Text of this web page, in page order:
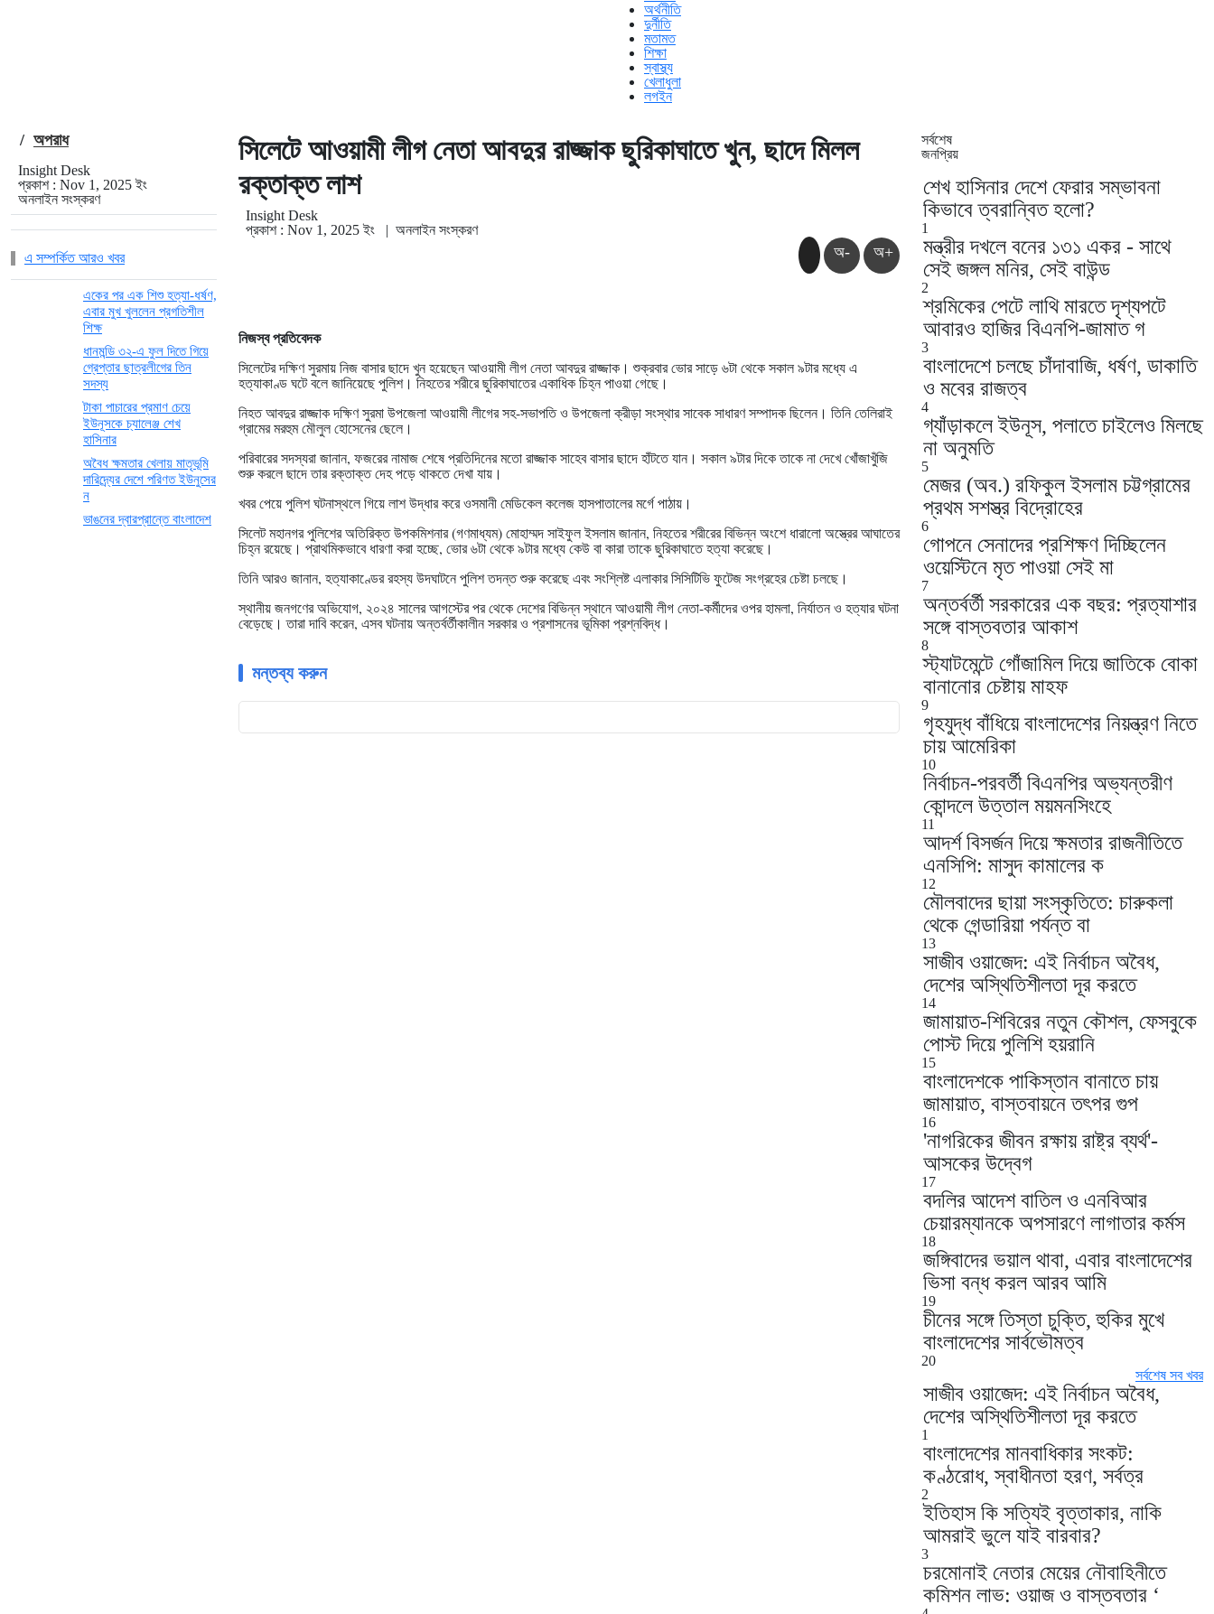
অর্থনীতি
দুর্নীতি
মতামত
শিক্ষা
স্বাস্থ্য
খেলাধুলা
লগইন
/ অপরাধ
Insight Desk
প্রকাশ : Nov 1, 2025 ইং
অনলাইন সংস্করণ
এ সম্পর্কিত আরও খবর
একের পর এক শিশু হত্যা-ধর্ষণ,
এবার মুখ খুললেন প্রগতিশীল
শিক্ষ
ধানমন্ডি ৩২-এ ফুল দিতে গিয়ে
গ্রেপ্তার ছাত্রলীগের তিন
সদস্য
টাকা পাচারের প্রমাণ চেয়ে
ইউনূসকে চ্যালেঞ্জ শেখ
হাসিনার
অবৈধ ক্ষমতার খেলায় মাতৃভূমি
দারিদ্র্যের দেশে পরিণত ইউনুসের
ন
ভাঙনের দ্বারপ্রান্তে বাংলাদেশ
সিলেটে আওয়ামী লীগ নেতা আবদুর রাজ্জাক ছুরিকাঘাতে খুন, ছাদে মিলল
রক্তাক্ত লাশ
Insight Desk
প্রকাশ : Nov 1, 2025 ইং
| অনলাইন সংস্করণ
অ- অ+
নিজস্ব প্রতিবেদক
সিলেটের দক্ষিণ সুরমায় নিজ বাসার ছাদে খুন হয়েছেন আওয়ামী লীগ নেতা আবদুর রাজ্জাক। শুক্রবার ভোর সাড়ে ৬টা থেকে সকাল ৯টার মধ্যে এ
হত্যাকাণ্ড ঘটে বলে জানিয়েছে পুলিশ। নিহতের শরীরে ছুরিকাঘাতের একাধিক চিহ্ন পাওয়া গেছে।
নিহত আবদুর রাজ্জাক দক্ষিণ সুরমা উপজেলা আওয়ামী লীগের সহ-সভাপতি ও উপজেলা ক্রীড়া সংস্থার সাবেক সাধারণ সম্পাদক ছিলেন। তিনি তেলিরাই
গ্রামের মরহুম মৌলুল হোসেনের ছেলে।
পরিবারের সদস্যরা জানান, ফজরের নামাজ শেষে প্রতিদিনের মতো রাজ্জাক সাহেব বাসার ছাদে হাঁটতে যান। সকাল ৯টার দিকে তাকে না দেখে খোঁজাখুঁজি
শুরু করলে ছাদে তার রক্তাক্ত দেহ পড়ে থাকতে দেখা যায়।
খবর পেয়ে পুলিশ ঘটনাস্থলে গিয়ে লাশ উদ্ধার করে ওসমানী মেডিকেল কলেজ হাসপাতালের মর্গে পাঠায়।
সিলেট মহানগর পুলিশের অতিরিক্ত উপকমিশনার (গণমাধ্যম) মোহাম্মদ সাইফুল ইসলাম জানান, নিহতের শরীরের বিভিন্ন অংশে ধারালো অস্ত্রের আঘাতের
চিহ্ন রয়েছে। প্রাথমিকভাবে ধারণা করা হচ্ছে, ভোর ৬টা থেকে ৯টার মধ্যে কেউ বা কারা তাকে ছুরিকাঘাতে হত্যা করেছে।
তিনি আরও জানান, হত্যাকাণ্ডের রহস্য উদঘাটনে পুলিশ তদন্ত শুরু করেছে এবং সংশ্লিষ্ট এলাকার সিসিটিভি ফুটেজ সংগ্রহের চেষ্টা চলছে।
স্থানীয় জনগণের অভিযোগ, ২০২৪ সালের আগস্টের পর থেকে দেশের বিভিন্ন স্থানে আওয়ামী লীগ নেতা-কর্মীদের ওপর হামলা, নির্যাতন ও হত্যার ঘটনা
বেড়েছে। তারা দাবি করেন, এসব ঘটনায় অন্তর্বর্তীকালীন সরকার ও প্রশাসনের ভূমিকা প্রশ্নবিদ্ধ।
মন্তব্য করুন
সর্বশেষ
জনপ্রিয়
শেখ হাসিনার দেশে ফেরার সম্ভাবনা
কিভাবে ত্বরান্বিত হলো?
1
মন্ত্রীর দখলে বনের ১৩১ একর - সাথে
সেই জঙ্গল মনির, সেই বাউন্ড
2
শ্রমিকের পেটে লাথি মারতে দৃশ্যপটে
আবারও হাজির বিএনপি-জামাত গ
3
বাংলাদেশে চলছে চাঁদাবাজি, ধর্ষণ, ডাকাতি
ও মবের রাজত্ব
4
গ্যাঁড়াকলে ইউনূস, পলাতে চাইলেও মিলছে
না অনুমতি
5
মেজর (অব.) রফিকুল ইসলাম চট্টগ্রামের
প্রথম সশস্ত্র বিদ্রোহের
6
গোপনে সেনাদের প্রশিক্ষণ দিচ্ছিলেন
ওয়েস্টিনে মৃত পাওয়া সেই মা
7
অন্তর্বর্তী সরকারের এক বছর: প্রত্যাশার
সঙ্গে বাস্তবতার আকাশ
8
স্ট্যাটমেন্টে গোঁজামিল দিয়ে জাতিকে বোকা
বানানোর চেষ্টায় মাহফ
9
গৃহযুদ্ধ বাঁধিয়ে বাংলাদেশের নিয়ন্ত্রণ নিতে
চায় আমেরিকা
10
নির্বাচন-পরবর্তী বিএনপির অভ্যন্তরীণ
কোন্দলে উত্তাল ময়মনসিংহে
11
আদর্শ বিসর্জন দিয়ে ক্ষমতার রাজনীতিতে
এনসিপি: মাসুদ কামালের ক
12
মৌলবাদের ছায়া সংস্কৃতিতে: চারুকলা
থেকে গেন্ডারিয়া পর্যন্ত বা
13
সাজীব ওয়াজেদ: এই নির্বাচন অবৈধ,
দেশের অস্থিতিশীলতা দূর করতে
14
জামায়াত-শিবিরের নতুন কৌশল, ফেসবুকে
পোস্ট দিয়ে পুলিশি হয়রানি
15
বাংলাদেশকে পাকিস্তান বানাতে চায়
জামায়াত, বাস্তবায়নে তৎপর গুপ
16
'নাগরিকের জীবন রক্ষায় রাষ্ট্র ব্যর্থ'-
আসকের উদ্বেগ
17
বদলির আদেশ বাতিল ও এনবিআর
চেয়ারম্যানকে অপসারণে লাগাতার কর্মস
18
জঙ্গিবাদের ভয়াল থাবা, এবার বাংলাদেশের
ভিসা বন্ধ করল আরব আমি
19
চীনের সঙ্গে তিস্তা চুক্তি, হুকির মুখে
বাংলাদেশের সার্বভৌমত্ব
20
সর্বশেষ সব খবর
সাজীব ওয়াজেদ: এই নির্বাচন অবৈধ,
দেশের অস্থিতিশীলতা দূর করতে
1
বাংলাদেশের মানবাধিকার সংকট:
কণ্ঠরোধ, স্বাধীনতা হরণ, সর্বত্র
2
ইতিহাস কি সত্যিই বৃত্তাকার, নাকি
আমরাই ভুলে যাই বারবার?
3
চরমোনাই নেতার মেয়ের নৌবাহিনীতে
কমিশন লাভ: ওয়াজ ও বাস্তবতার ‘